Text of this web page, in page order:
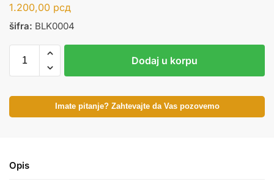
1.200,00 рсд
šifra: BLK0004
Dodaj u korpu
Imate pitanje? Zahtevajte da Vas pozovemo
Opis